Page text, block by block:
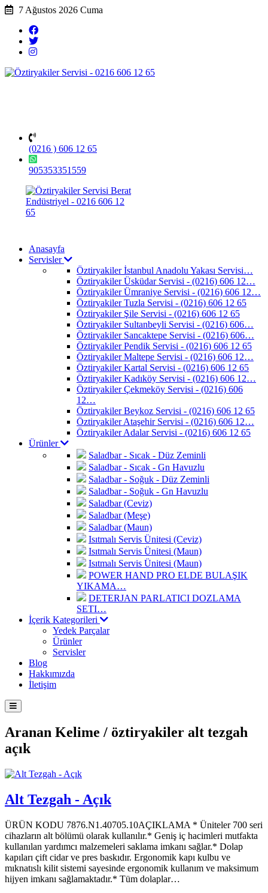
7 Ağustos 2026 Cuma
(0216 ) 606 12 65
905353351559
Anasayfa
Servisler
Öztiryakiler İstanbul Anadolu Yakası Servisi…
Öztiryakiler Üsküdar Servisi - (0216) 606 12…
Öztiryakiler Ümraniye Servisi - (0216) 606 12…
Öztiryakiler Tuzla Servisi - (0216) 606 12 65
Öztiryakiler Şile Servisi - (0216) 606 12 65
Öztiryakiler Sultanbeyli Servisi - (0216) 606…
Öztiryakiler Sancaktepe Servisi - (0216) 606…
Öztiryakiler Pendik Servisi - (0216) 606 12 65
Öztiryakiler Maltepe Servisi - (0216) 606 12…
Öztiryakiler Kartal Servisi - (0216) 606 12 65
Öztiryakiler Kadıköy Servisi - (0216) 606 12…
Öztiryakiler Çekmeköy Servisi - (0216) 606
12…
Öztiryakiler Beykoz Servisi - (0216) 606 12 65
Öztiryakiler Ataşehir Servisi - (0216) 606 12…
Öztiryakiler Adalar Servisi - (0216) 606 12 65
Ürünler
Saladbar - Sıcak - Düz Zeminli
Saladbar - Sıcak - Gn Havuzlu
Saladbar - Soğuk - Düz Zeminli
Saladbar - Soğuk - Gn Havuzlu
Saladbar (Ceviz)
Saladbar (Meşe)
Saladbar (Maun)
Isıtmalı Servis Ünitesi (Ceviz)
Isıtmalı Servis Ünitesi (Maun)
Isıtmalı Servis Ünitesi (Maun)
POWER HAND PRO ELDE BULAŞIK
YIKAMA…
DETERJAN PARLATICI DOZLAMA
SETI…
İçerik Kategorileri
Yedek Parçalar
Ürünler
Servisler
Blog
Hakkımızda
İletişim
Aranan Kelime / öztiryakiler alt tezgah
açık
Alt Tezgah - Açık
ÜRÜN KODU 7876.N1.40705.10AÇIKLAMA * Üniteler 700 seri
cihazların alt bölümü olarak kullanılır.* Geniş iç hacimleri mutfakta
kullanılan yardımcı malzemeleri saklama imkanı sağlar.* Dolap
kapıları çift cidar ve pres baskıdır. Ergonomik kapı kulbu ve
mıknatıslı kilit sistemi sayesinde ergonomik kullanım ve maksimum
hijyen imkanı sağlamaktadır.* Tüm dolaplar…